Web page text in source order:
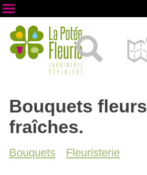
Bouquets fleurs
fraîches.
Bouquets Fleuristerie